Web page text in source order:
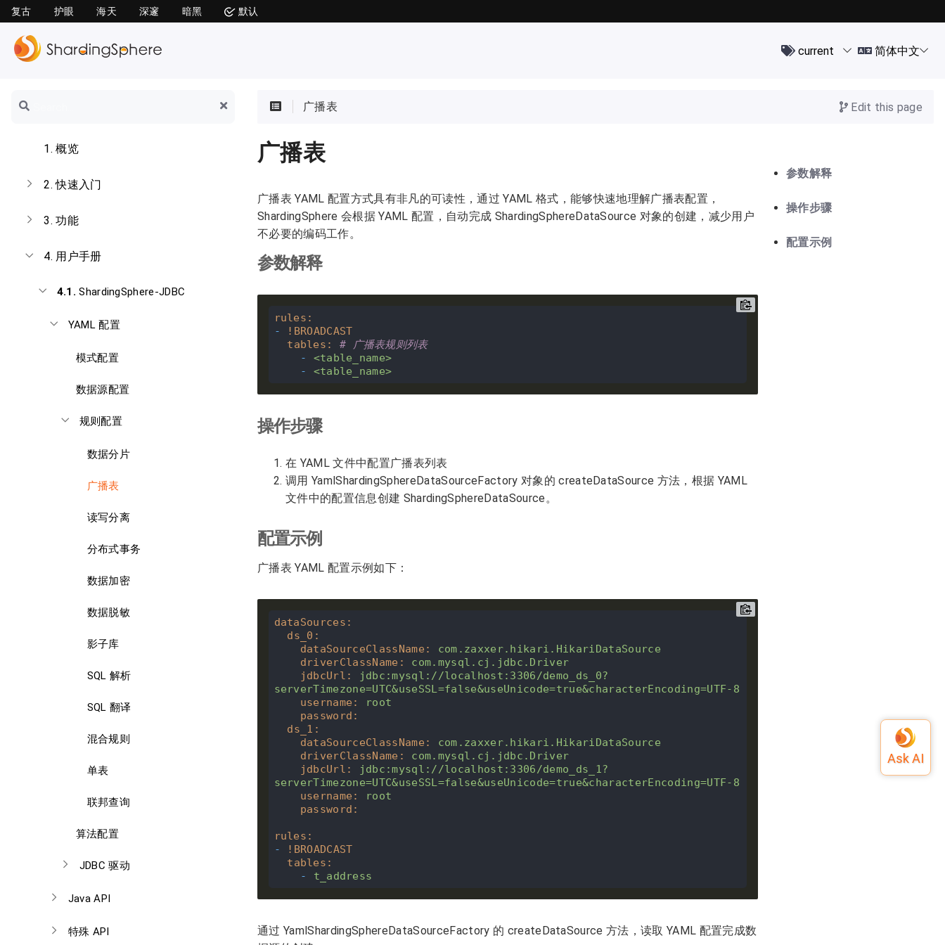
复古 护眼 海天 深邃 暗黑 默认
1.概览
2.快速入门
3.功能
4. 用户手册
4.1.ShardingSphere-JDBC
YAML 配置
模式配置
数据源配置
规则配置
数据分片
广播表
读写分离
分布式事务
数据加密
数据脱敏
影子库
SQL 解析
SQL 翻译
混合规则
单表
联邦查询
算法配置
JDBC 驱动
Java API
特殊 API
Edit this page
广播表
广播表
参数解释
操作步骤
配置示例
广播表 YAML 配置方式具有非凡的可读性，通过 YAML 格式，能够快速地理解广播表配置，
ShardingSphere 会根据 YAML 配置，自动完成 ShardingSphereDataSource 对象的创建，减少用户
不必要的编码工作。
参数解释
rules :
-
! BROADCAST
tables :
# 广播表规则列表
-
<table_name>
-
<table_name>
操作步骤
在 YAML 文件中配置广播表列表
调用 YamlShardingSphereDataSourceFactory 对象的 createDataSource 方法，根据 YAML
文件中的配置信息创建 ShardingSphereDataSource。
配置示例
广播表 YAML 配置示例如下：
dataSources :
ds_0 :
dataSourceClassName :
com.zaxxer.hikari.HikariDataSource
driverClassName :
com.mysql.cj.jdbc.Driver
jdbcUrl :
jdbc:mysql://localhost:3306/demo_ds_0?
serverTimezone=UTC&useSSL=false&useUnicode=true&characterEncoding=UTF-8
username :
root
password :
ds_1 :
dataSourceClassName :
com.zaxxer.hikari.HikariDataSource
driverClassName :
com.mysql.cj.jdbc.Driver
jdbcUrl :
jdbc:mysql://localhost:3306/demo_ds_1?
serverTimezone=UTC&useSSL=false&useUnicode=true&characterEncoding=UTF-8
username :
root
password :
rules :
-
! BROADCAST
tables :
-
t_address
通过 YamlShardingSphereDataSourceFactory 的 createDataSource 方法，读取 YAML 配置完成数